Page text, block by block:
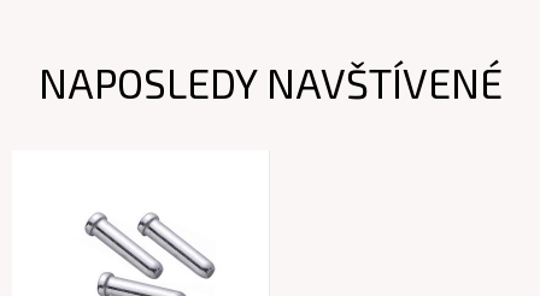
NAPOSLEDY NAVŠTÍVENÉ